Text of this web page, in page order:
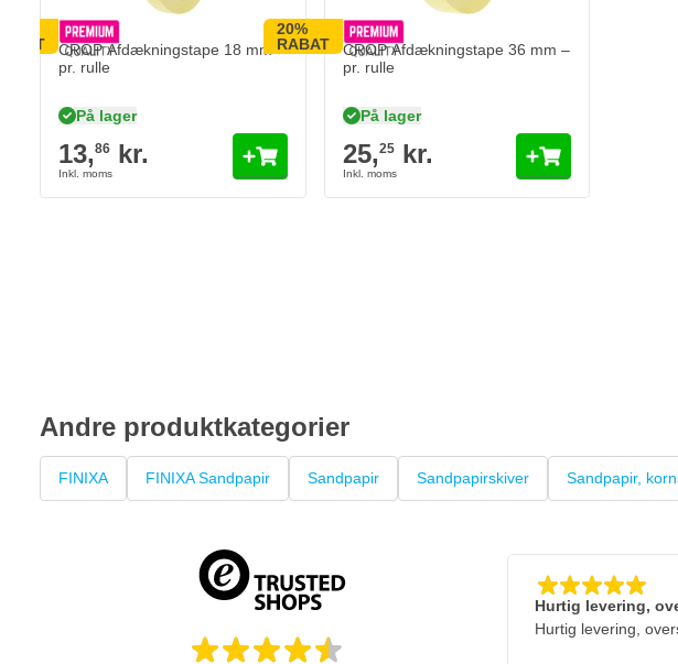
P600
P800
CROP Afdækningstape 18 mm –
pr. rulle
På lager
13,86 kr.
20%
RABAT
CROP Afdækningstape 36 mm –
pr. rulle
På lager
25,25kr.
Andre produktkategorier
FINIXA FINIXA Sandpapir Sandpapir Sandpapirskiver Sandpapir,
Hurtig levering,
Hurtig levering,